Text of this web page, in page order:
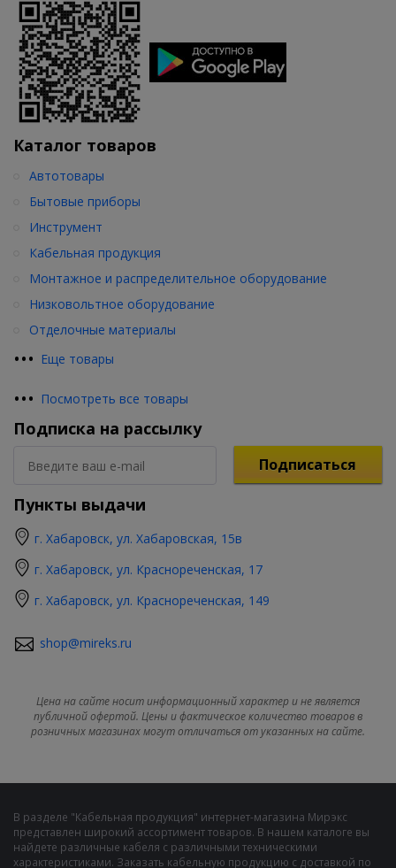
Каталог товаров
••• Еще товары
Автотовары
Бытовые приборы
Инструмент
Кабельная продукция
Монтажное и распределительное оборудование
Низковольтное оборудование
Отделочные материалы
••• Посмотреть все товары
Подписка на рассылку
Подписаться
Пункты выдачи
г. Хабаровск, ул. Хабаровская, 15в
г. Хабаровск, ул. Краснореченская, 17
г. Хабаровск, ул. Краснореченская, 149
shop@mireks.ru
Цена на сайте носит информационный характер и не является
публичной офертой. Цены и фактическое количество товаров в
розничных магазинах могут отличаться от указанных на сайте.
В разделе "Кабельная продукция" интернет-магазина Мирэкс
представлен широкий ассортимент товаров. В нашем каталоге вы
найдете различные кабеля с различными техническими
характеристиками. Заказать кабельную продукцию с доставкой по